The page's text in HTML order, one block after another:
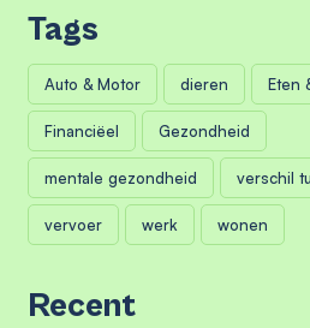
Tags
Auto & Motor dieren Eten
Financiëel Gezondheid
mentale gezondheid verschil
vervoer werk wonen
Recent